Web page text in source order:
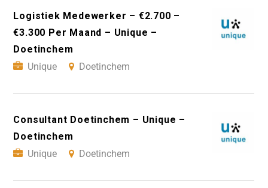
Logistiek Medewerker – €2.700 –
€3.300 Per Maand – Unique –
Doetinchem
Unique
Doetinchem
Consultant Doetinchem – Unique –
Doetinchem
Unique
Doetinchem